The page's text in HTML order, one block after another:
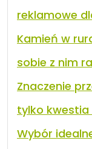
reklamowe
Kamień w
sobie z nim
Znaczenie
tylko
Wybór